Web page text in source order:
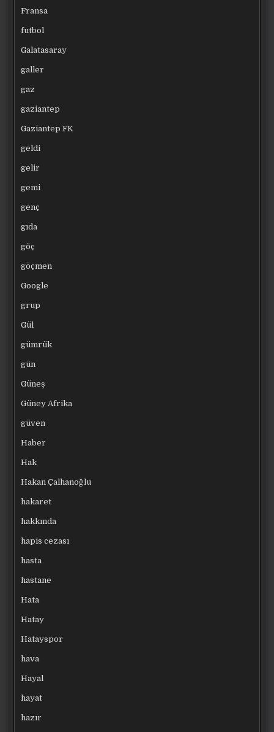
Fransa
futbol
Galatasaray
galler
gaz
gaziantep
Gaziantep FK
geldi
gelir
gemi
genç
gıda
göç
göçmen
Google
grup
Gül
gümrük
gün
Güneş
Güney Afrika
güven
Haber
Hak
Hakan Çalhanoğlu
hakaret
hakkında
hapis cezası
hasta
hastane
Hata
Hatay
Hatayspor
hava
Hayal
hayat
hazır